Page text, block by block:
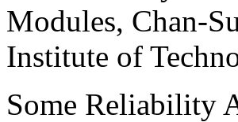
Modules, Chan-
Institute of
Some Reliability